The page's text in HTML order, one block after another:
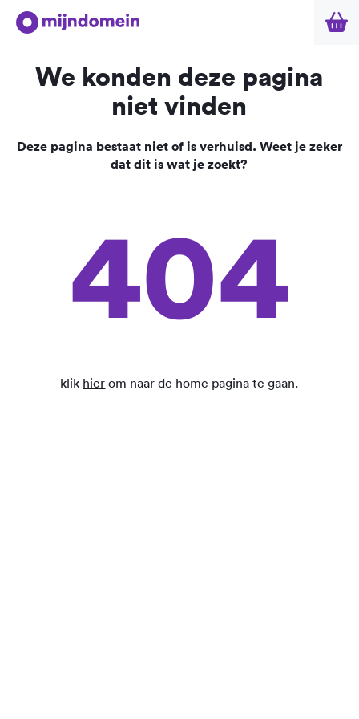
We konden deze pagina
niet vinden
Deze pagina bestaat niet of is verhuisd. Weet je zeker
dat dit is wat je zoekt?
404
klik hier om naar de home pagina te gaan.